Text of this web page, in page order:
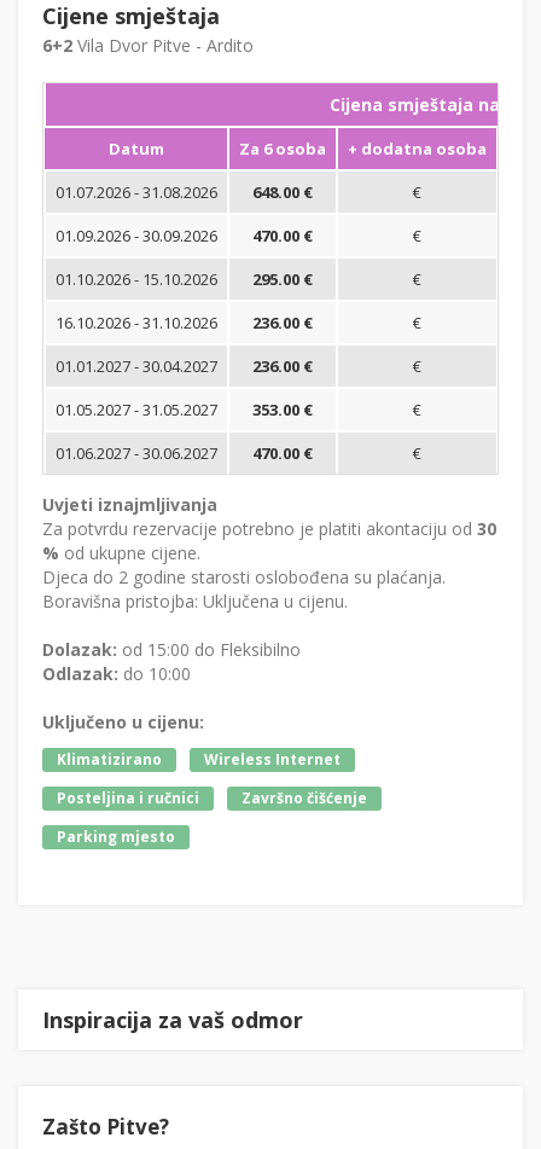
Cijene smještaja
6+2 Vila Dvor Pitve - Ardito
Cijena smještaja na noć
Datum Za 6 osoba + dodatna osoba
01.07.2026 - 31.08.2026
648.00 €
€
01.09.2026 - 30.09.2026
470.00 €
€
01.10.2026 - 15.10.2026
295.00 €
€
16.10.2026 - 31.10.2026
236.00 €
€
01.01.2027 - 30.04.2027
236.00 €
€
01.05.2027 - 31.05.2027
353.00 €
€
01.06.2027 - 30.06.2027
470.00 € €
Uvjeti iznajmljivanja
Za potvrdu rezervacije potrebno je platiti akontaciju od 30
% od ukupne cijene.
Djeca do 2 godine starosti oslobođena su plaćanja.
Boravišna pristojba: Uključena u cijenu.
Dolazak: od 15:00 do Fleksibilno
Odlazak: do 10:00
Uključeno u cijenu:
Klimatizirano
Wireless Internet
Posteljina i ručnici
Završno čišćenje
Parking mjesto
Inspiracija za vaš odmor
Zašto Pitve?